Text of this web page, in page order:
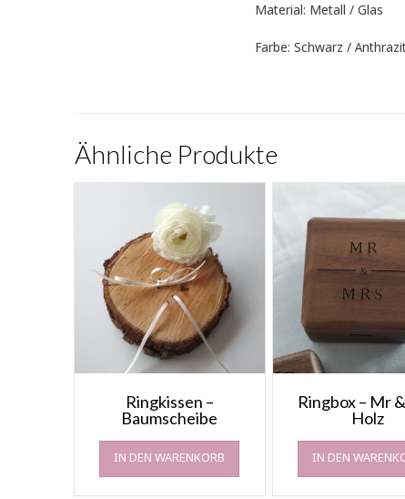
Material: Metall / Glas
Farbe: Schwarz /
Ähnliche Produkte
Ringkissen –
Baumscheibe
IN DEN WARENKORB
Ringbox – Mr
Holz
IN DEN